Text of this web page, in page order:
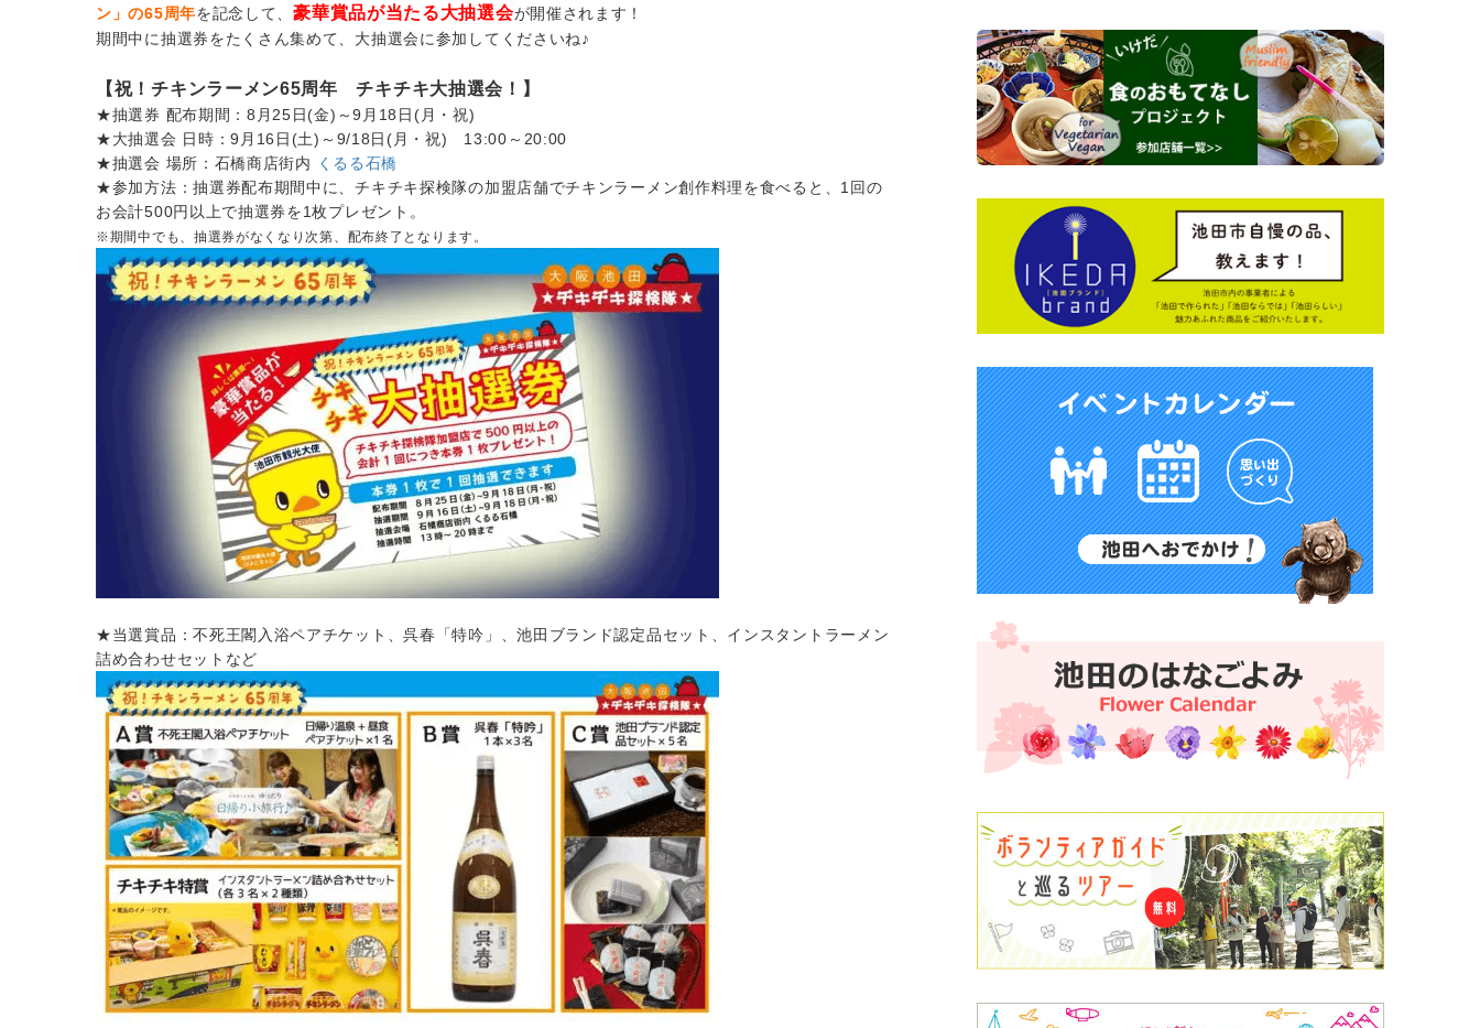
ン」の65周年を記念して、豪華賞品が当たる大抽選会が開催されます！
期間中に抽選券をたくさん集めて、大抽選会に参加してくださいね♪
【祝！チキンラーメン65周年 チキチキ大抽選会！】
★抽選券 配布期間：8月25日(金)～9月18日(月・祝)
★大抽選会 日時：9月16日(土)～9/18日(月・祝) 13:00～20:00
★抽選会 場所：石橋商店街内
くるる石橋
★参加方法：抽選券配布期間中に、チキチキ探検隊の加盟店舗でチキンラーメン創作料理を食べると、1回の
お会計500円以上で抽選券を1枚プレゼント。
※期間中でも、抽選券がなくなり次第、配布終了となります。
★当選賞品：不死王閣入浴ペアチケット、呉春「特吟」、池田ブランド認定品セット、インスタントラーメン
詰め合わせセットなど